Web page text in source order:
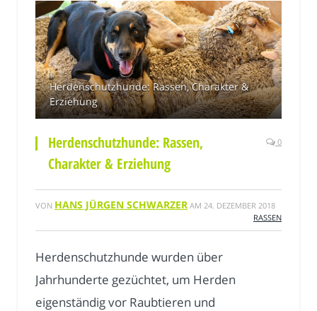
Herdenschutzhunde: Rassen, Charakter &
Erziehung
Herdenschutzhunde: Rassen,
Charakter & Erziehung
0
VON HANS JÜRGEN SCHWARZER AM 24. DEZEMBER 2018
RASSEN
Herdenschutzhunde wurden über
Jahrhunderte gezüchtet, um Herden
eigenständig vor Raubtieren und